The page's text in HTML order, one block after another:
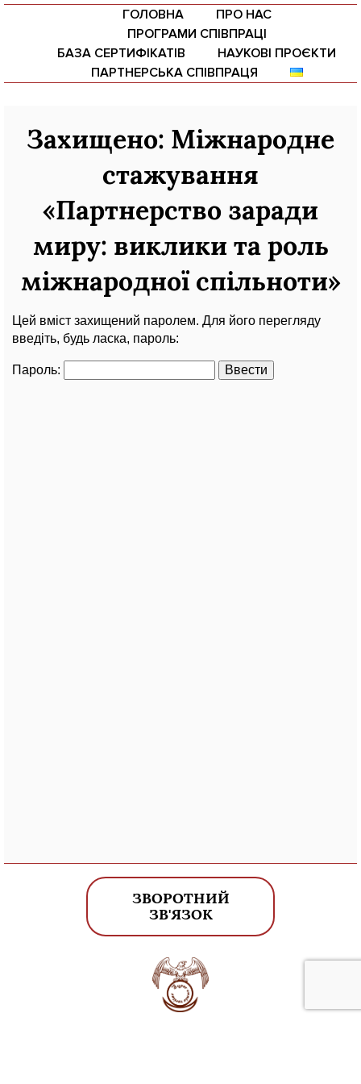
ГОЛОВНА
ПРО НАС
ПРОГРАМИ СПІВПРАЦІ
БАЗА СЕРТИФІКАТІВ
НАУКОВІ ПРОЄКТИ
ПАРТНЕРСЬКА СПІВПРАЦЯ
Захищено: Міжнародне
стажування
«Партнерство заради
миру: виклики та роль
міжнародної спільноти»
Цей вміст захищений паролем. Для його перегляду
введіть, будь ласка, пароль:
Пароль:
ЗВОРОТНИЙ
ЗВ'ЯЗОК
Ваше ім'я
Ваше повідомлення (необов'язково)